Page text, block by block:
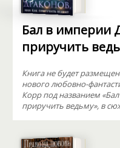
Бал в империи
приручить
Книга не будет
нового любовно-
Корр под названием
приручить ведьму», в